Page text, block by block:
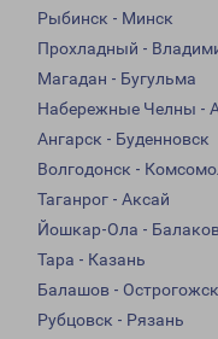
Рыбинск - Минск
Прохладный -
Магадан - Бугульма
Набережные Челны -
Ангарск - Буденновск
Волгодонск -
Таганрог - Аксай
Йошкар-Ола -
Тара - Казань
Балашов - Острогожск
Рубцовск - Рязань